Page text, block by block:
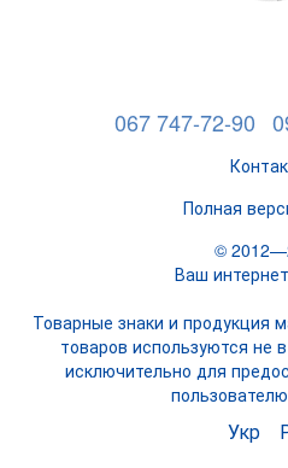
067 747-72-90
Полная
©
Ваш
Товарные знаки и продукция
товаров используются не
исключительно для
Укр